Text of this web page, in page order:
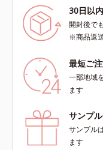
30日以
開封後で
※商品返
最短ご
一部地域
ます
サンプ
サンプル
ます